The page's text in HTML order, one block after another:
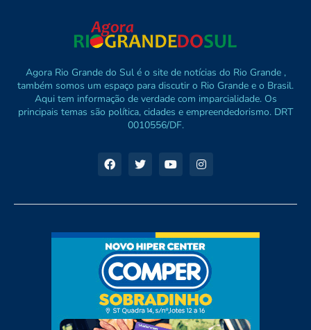
Agora Rio Grande do Sul é o site de notícias do Rio Grande ,
também somos um espaço para discutir o Rio Grande e o Brasil.
Aqui tem informação de verdade com imparcialidade. Os
principais temas são política, cidades e empreendedorismo. DRT
0010556/DF.